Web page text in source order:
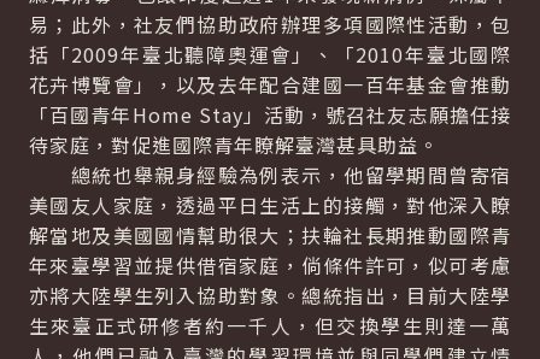
易；此外，社友們協助政府辦理多項國際性活動，包
括「2009年臺北聽障奧運會」、「2010年臺北國際
花卉博覽會」，以及去年配合建國一百年基金會推動
「百國青年Home Stay」活動，號召社友志願擔任接
待家庭，對促進國際青年瞭解臺灣甚具助益。
總統也舉親身經驗為例表示，他留學期間曾寄宿
美國友人家庭，透過平日生活上的接觸，對他深入瞭
解當地及美國國情幫助很大；扶輪社長期推動國際青
年來臺學習並提供借宿家庭，倘條件許可，似可考慮
亦將大陸學生列入協助對象。總統指出，目前大陸學
生來臺正式研修者約一千人，但交換學生則達一萬